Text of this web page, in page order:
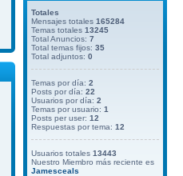
Totales
Mensajes totales 165284
Temas totales 13245
Total Anuncios: 7
Total temas fijos: 35
Total adjuntos: 0
Temas por día: 2
Posts por día: 22
Usuarios por día: 2
Temas por usuario: 1
Posts per user: 12
Respuestas por tema: 12
Usuarios totales 13443
Nuestro Miembro más reciente es
Jamesceals